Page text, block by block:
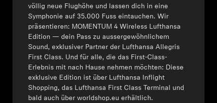
Hearing
Hearing
TV-Kopfhörer
Hörer-Ressourcen
völlig neue Flughöhe und lassen dich in eine
Symphonie auf 35.000 Fuss eintauchen. Wir
präsentieren: MOMENTUM 4 Wireless Lufthansa
Edition — dein Pass zu aussergewöhnlichem
Sound, exklusiver Partner der Lufthansa Allegris
First Class. Und für alle, die das First-Class-
Erlebnis mit nach Hause nehmen möchten: Diese
exklusive Edition ist über Lufthansa Inflight
Shopping, das Lufthansa First Class Terminal und
bald auch über worldshop.eu erhältlich.